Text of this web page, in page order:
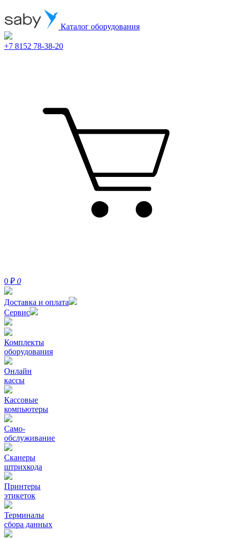
Каталог оборудования
+7 8152 78-38-20
0 ₽ 0
Доставка и оплата
Сервис
Комплекты
оборудования
Онлайн
кассы
Кассовые
компьютеры
Само-
обслуживание
Сканеры
штрихкода
Принтеры
этикеток
Терминалы
сбора данных